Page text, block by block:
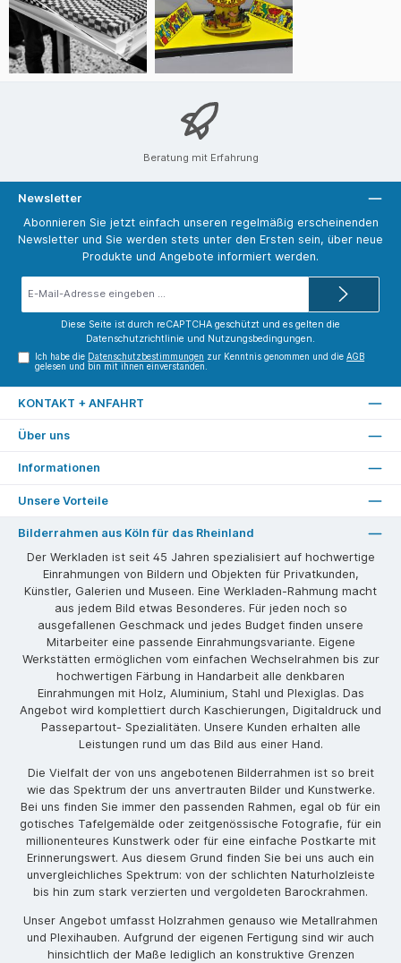
Beratung mit Erfahrung
Newsletter
Abonnieren Sie jetzt einfach unseren regelmäßig erscheinenden
Newsletter und Sie werden stets unter den Ersten sein, über neue
Produkte und Angebote informiert werden.
Diese Seite ist durch reCAPTCHA geschützt und es gelten die
Datenschutzrichtlinie und Nutzungsbedingungen.
Ich habe die Datenschutzbestimmungen zur Kenntnis genommen und dieAGB
gelesen und bin mit ihnen einverstanden.
KONTAKT + ANFAHRT
Über uns
Informationen
Unsere Vorteile
Bilderrahmen aus Köln für das Rheinland
Der Werkladen ist seit 45 Jahren spezialisiert auf hochwertige
Einrahmungen von Bildern und Objekten für Privatkunden,
Künstler, Galerien und Museen. Eine Werkladen-Rahmung macht
aus jedem Bild etwas Besonderes. Für jeden noch so
ausgefallenen Geschmack und jedes Budget finden unsere
Mitarbeiter eine passende Einrahmungsvariante. Eigene
Werkstätten ermöglichen vom einfachen Wechselrahmen bis zur
hochwertigen Färbung in Handarbeit alle denkbaren
Einrahmungen mit Holz, Aluminium, Stahl und Plexiglas. Das
Angebot wird komplettiert durch Kaschierungen, Digitaldruck und
Passepartout- Spezialitäten. Unsere Kunden erhalten alle
Leistungen rund um das Bild aus einer Hand.
Die Vielfalt der von uns angebotenen Bilderrahmen ist so breit
wie das Spektrum der uns anvertrauten Bilder und Kunstwerke.
Bei uns finden Sie immer den passenden Rahmen, egal ob für ein
gotisches Tafelgemälde oder zeitgenössische Fotografie, für ein
millionenteures Kunstwerk oder für eine einfache Postkarte mit
Erinnerungswert. Aus diesem Grund finden Sie bei uns auch ein
unvergleichliches Spektrum: von der schlichten Naturholzleiste
bis hin zum stark verzierten und vergoldeten Barockrahmen.
Unser Angebot umfasst Holzrahmen genauso wie Metallrahmen
und Plexihauben. Aufgrund der eigenen Fertigung sind wir auch
hinsichtlich der Maße lediglich an konstruktive Grenzen